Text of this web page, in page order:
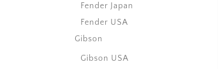
Fender Japan
Fender USA
Gibson
Gibson USA